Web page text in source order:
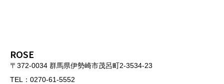
ROSE
〒372-0034 群馬県伊勢崎市茂呂町2-3534-23
TEL：0270-61-5552